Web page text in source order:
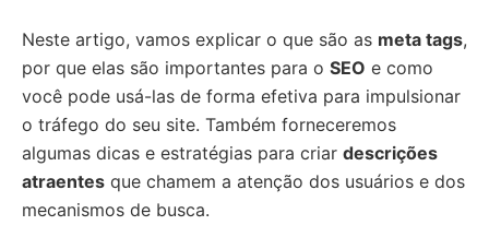
Neste artigo, vamos explicar o que são as meta tags,
por que elas são importantes para o SEO e como
você pode usá-las de forma efetiva para impulsionar
o tráfego do seu site. Também forneceremos
algumas dicas e estratégias para criar descrições
atraentes que chamem a atenção dos usuários e dos
mecanismos de busca.